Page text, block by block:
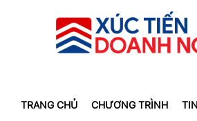
TRANG CHỦ CHƯƠNG TRÌNH